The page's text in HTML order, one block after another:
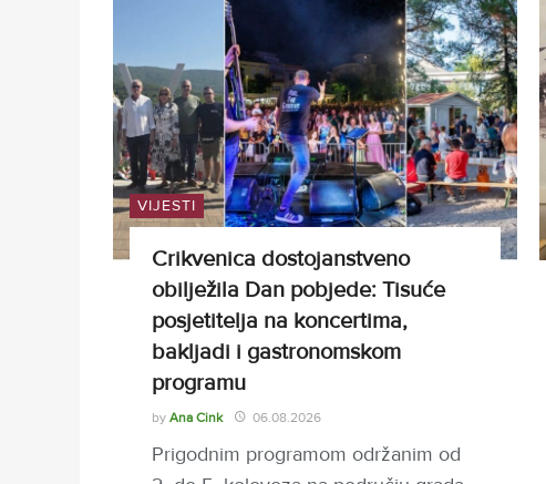
VIJESTI
Crikvenica dostojanstveno
obilježila Dan pobjede: Tisuće
posjetitelja na koncertima,
bakljadi i gastronomskom
programu
by Ana Cink 06.08.2026
Prigodnim programom održanim od